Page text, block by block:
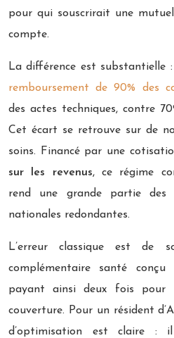
pour qui souscrirait une
compte.
La différence est substantielle
remboursement de 90% des
des actes techniques, contre
Cet écart se retrouve sur de
soins. Financé par une
sur les revenus, ce régime
rend une grande partie des
nationales redondantes.
L’erreur classique est de
complémentaire santé
payant ainsi deux fois pour
couverture. Pour un résident
d’optimisation est claire